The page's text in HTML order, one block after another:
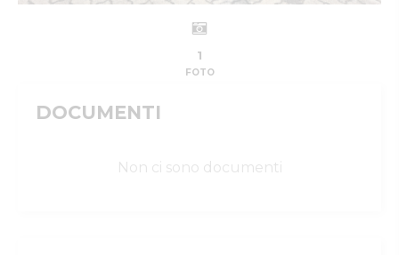
1
FOTO
DOCUMENTI
Non ci sono documenti